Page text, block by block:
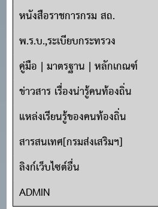
หนังสือราชการกรม สถ.
พ.ร.บ.,ระเบียบกระทรวง
คู่มือ | มาตรฐาน | หลักเกณฑ์
ข่าวสาร เรื่องน่ารู้คนท้องถิ่น
แหล่งเรียนรู้ของคนท้องถิ่น
สารสนเทศ[กรมส่งเสริมฯ]
ลิงก์เว็บไซต์อื่น
ADMIN